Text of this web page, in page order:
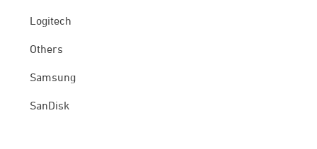
Logitech
Others
Samsung
SanDisk